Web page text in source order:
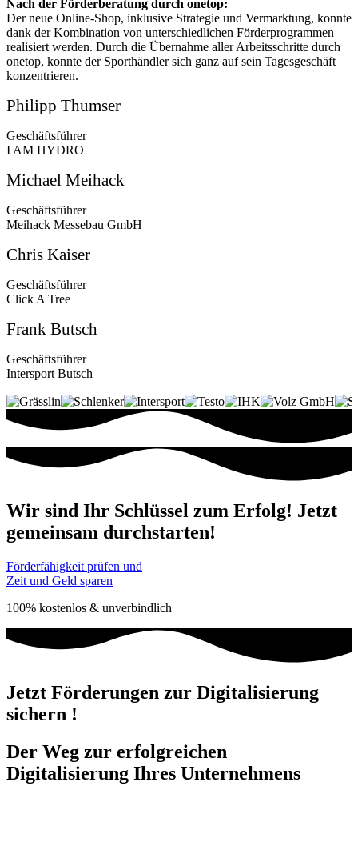
Nach der Förderberatung durch onetop:
Der neue Online-Shop, inklusive Strategie und Vermarktung, konnte
dank der Kombination von unterschiedlichen Förderprogrammen
realisiert werden. Durch die Übernahme aller Arbeitsschritte durch
onetop, konnte der Sporthändler sich ganz auf sein Tagesgeschäft
konzentrieren.
Philipp Thumser
Geschäftsführer
I AM HYDRO
Michael Meihack
Geschäftsführer
Meihack Messebau GmbH
Chris Kaiser
Geschäftsführer
Click A Tree
Frank Butsch
Geschäftsführer
Intersport Butsch
Wir sind Ihr Schlüssel zum Erfolg! Jetzt
gemeinsam durchstarten!
Förderfähigkeit prüfen und
Zeit und Geld sparen
100% kostenlos & unverbindlich
Jetzt Förderungen zur Digitalisierung
sichern !
Der Weg zur erfolgreichen
Digitalisierung Ihres Unternehmens